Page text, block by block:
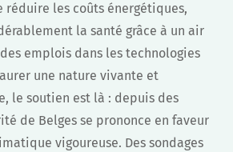
les coûts énergétiques,
la santé grâce à un air
emplois dans les technologies
une nature vivante et
le soutien est là : depuis des
de Belges se prononce en faveur
vigoureuse. Des sondages